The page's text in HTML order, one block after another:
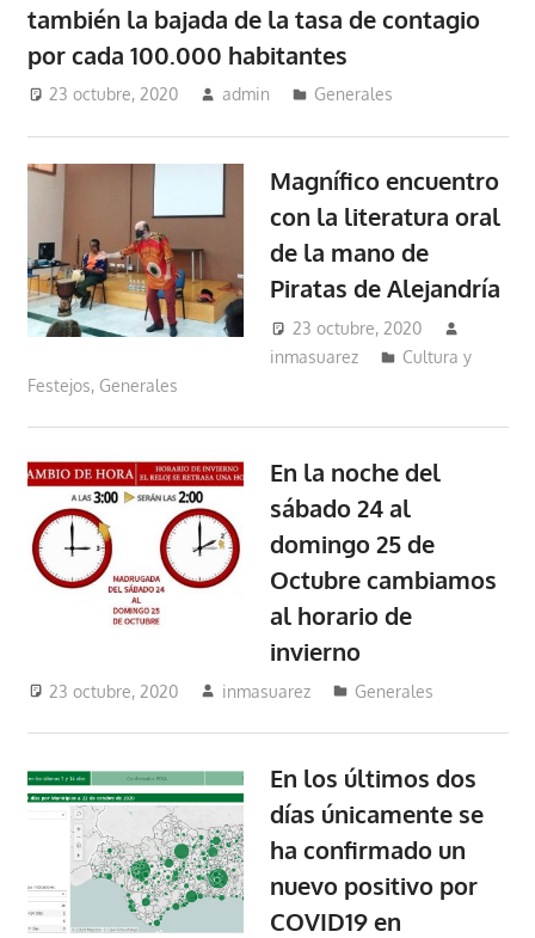
también la bajada de la tasa de contagio
por cada 100.000 habitantes
23 octubre, 2020 admin Generales
Magnífico encuentro
con la literatura oral
de la mano de
Piratas de Alejandría
23 octubre, 2020
inmasuarez
Cultura y
Festejos, Generales
En la noche del
sábado 24 al
domingo 25 de
Octubre cambiamos
al horario de
invierno
23 octubre, 2020 inmasuarez Generales
En los últimos dos
días únicamente se
ha confirmado un
nuevo positivo por
COVID19 en